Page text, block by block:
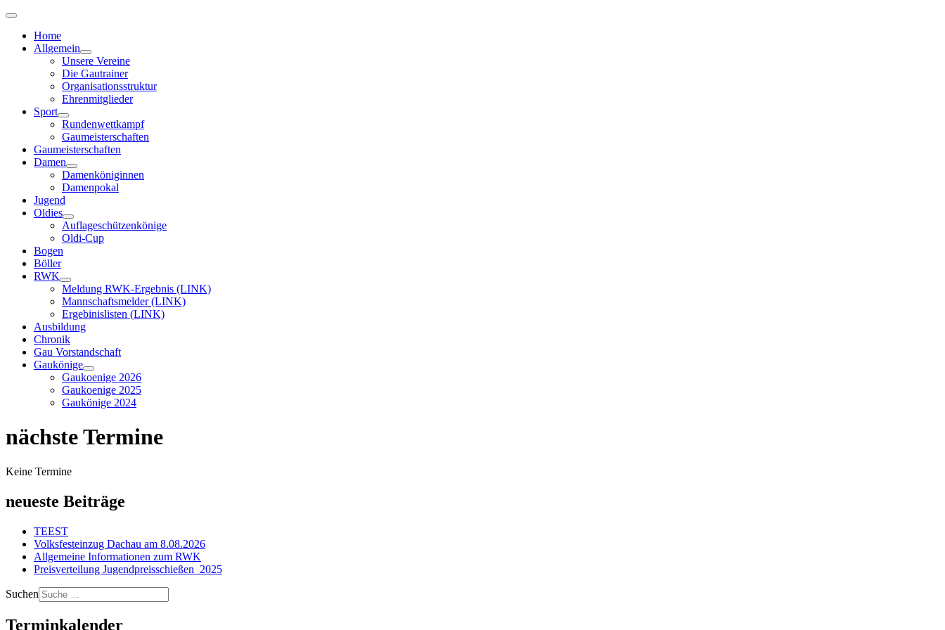
Home
Allgemein
Unsere Vereine
Die Gautrainer
Organisationsstruktur
Ehrenmitglieder
Sport
Rundenwettkampf
Gaumeisterschaften
Gaumeisterschaften
Damen
Damenköniginnen
Damenpokal
Jugend
Oldies
Auflageschützenkönige
Oldi-Cup
Bogen
Böller
RWK
Meldung RWK-Ergebnis (LINK)
Mannschaftsmelder (LINK)
Ergebinislisten (LINK)
Ausbildung
Chronik
Gau Vorstandschaft
Gaukönige
Gaukoenige 2026
Gaukoenige 2025
Gaukönige 2024
nächste Termine
Keine Termine
neueste Beiträge
TEEST
Volksfesteinzug Dachau am 8.08.2026
Allgemeine Informationen zum RWK
Preisverteilung Jugendpreisschießen_2025
Suchen
Terminkalender